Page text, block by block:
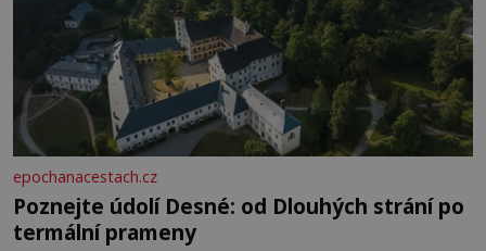
epochanacestach.cz
Poznejte údolí Desné: od Dlouhých strání po
termální prameny